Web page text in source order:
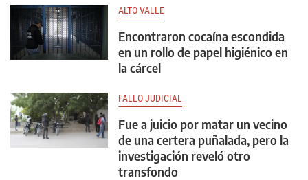
ALTO VALLE
Encontraron cocaína escondida
en un rollo de papel higiénico en
la cárcel
FALLO JUDICIAL
Fue a juicio por matar un vecino
de una certera puñalada, pero la
investigación reveló otro
transfondo